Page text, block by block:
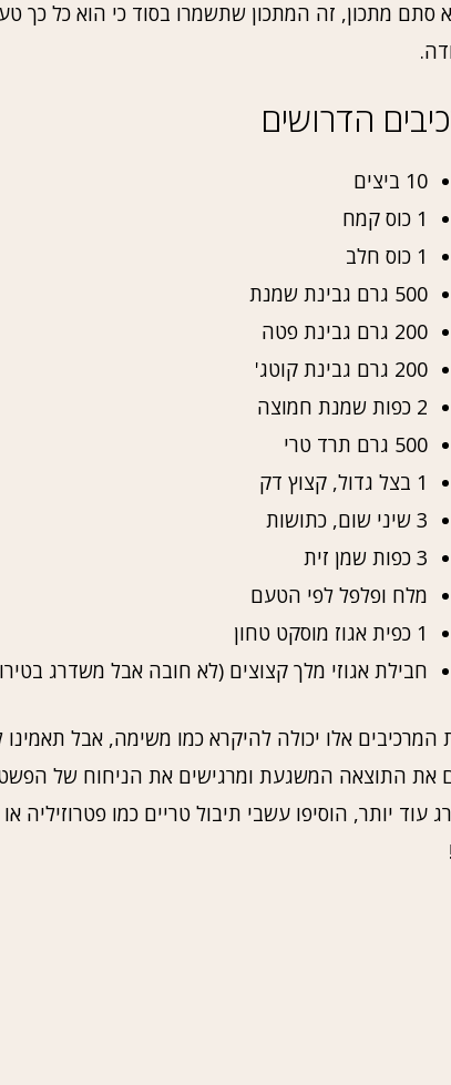
סתם מתכון, זה המתכון שתשמרו בסוד כי הוא כל כך
הדרושים
10 ביצים
1 כוס קמח
1 כוס חלב
500 גרם גבינת שמנת
200 גרם גבינת פטה
200 גרם גבינת קוטג'
2 כפות שמנת חמוצה
500 גרם תרד טרי
1 בצל גדול, קצוץ דק
3 שיני שום, כתושות
3 כפות שמן זית
מלח ופלפל לפי הטעם
1 כפית אגוז מוסקט טחון
חבילת אגוזי מלך קצוצים (לא חובה אבל משדרג
המרכיבים אלו יכולה להיקרא כמו משימה, אבל
את התוצאה המשגעת ומרגישים את הניחוח של
עוד יותר, הוסיפו עשבי תיבול טריים כמו פטרוזיליה